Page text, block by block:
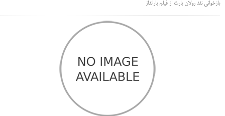
بازخوانی نقد رولان بارت از فیلم بارانداز